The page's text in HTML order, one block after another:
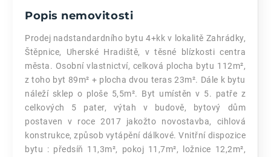
Popis nemovitosti
Prodej nadstandardního bytu 4+kk v lokalitě Zahrádky,
Štěpnice, Uherské Hradiště, v těsné blízkosti centra
města. Osobní vlastnictví, celková plocha bytu 112m²,
z toho byt 89m² + plocha dvou teras 23m². Dále k bytu
náleží sklep o ploše 5,5m². Byt umístěn v 5. patře z
celkových 5 pater, výtah v budově, bytový dům
postaven v roce 2017 jakožto novostavba, cihlová
konstrukce, způsob vytápění dálkové. Vnitřní dispozice
bytu : předsíň 11,3m², pokoj 11,7m², ložnice 12,2m²,